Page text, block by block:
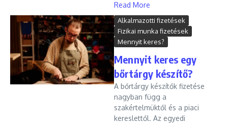
Read More
Alkalmazotti fizetések
Fizikai munka fizetések
Mennyit keres?
Mennyit keres egy
bőrtárgy készítő?
A bőrtárgy készítők fizetése
nagyban függ a
szakértelmüktől és a piaci
kereslettől. Az egyedi